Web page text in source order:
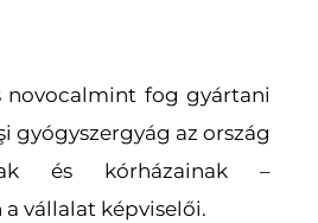
novocalmint fog gyártani
gyógyszergyág az ország
és kórházainak –
vállalat képviselői.